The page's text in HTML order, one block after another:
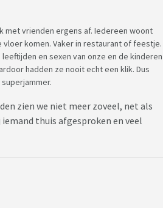
met vrienden ergens af. Iedereen woont
komen. Vaker in restaurant of feestje.
en sexen van onze en de kinderen
hadden ze nooit echt een klik. Dus
zien we niet meer zoveel, net als
thuis afgesproken en veel